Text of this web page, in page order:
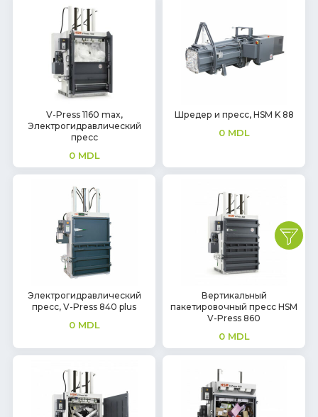
V-Press 1160 max,
Электрогидравлический
пресс
0 MDL
Шредер и пресс, HSM K 88
0 MDL
Электрогидравлический
пресс, V-Press 840 plus
0 MDL
Вертикальный
пакетировочный пресс HSM
V-Press 860
0 MDL